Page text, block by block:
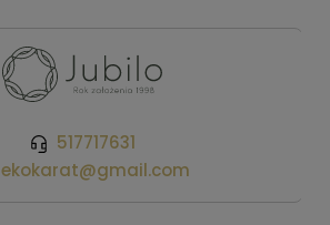
517717631
ekokarat@gmail.com